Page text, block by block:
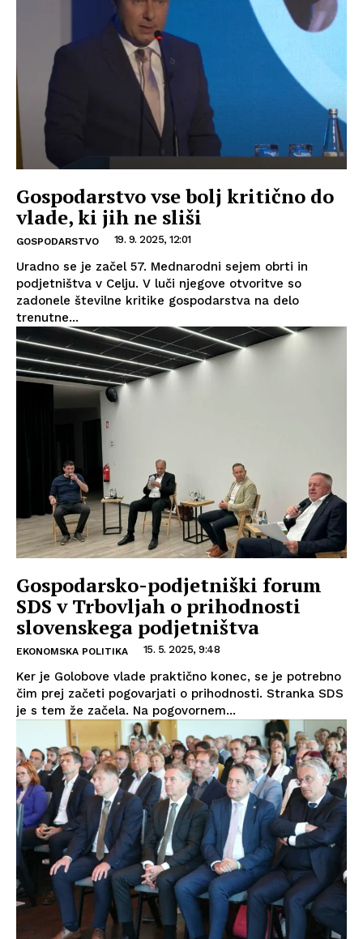
Gospodarstvo vse bolj kritično do
vlade, ki jih ne sliši
GOSPODARSTVO 19. 9. 2025, 12:01
Uradno se je začel 57. Mednarodni sejem obrti in
podjetništva v Celju. V luči njegove otvoritve so
zadonele številne kritike gospodarstva na delo
trenutne...
Gospodarsko-podjetniški forum
SDS v Trbovljah o prihodnosti
slovenskega podjetništva
EKONOMSKA POLITIKA 15. 5. 2025, 9:48
Ker je Golobove vlade praktično konec, se je potrebno
čim prej začeti pogovarjati o prihodnosti. Stranka SDS
je s tem že začela. Na pogovornem...